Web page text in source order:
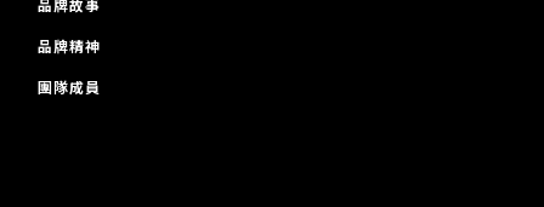
品牌精神
團隊成員